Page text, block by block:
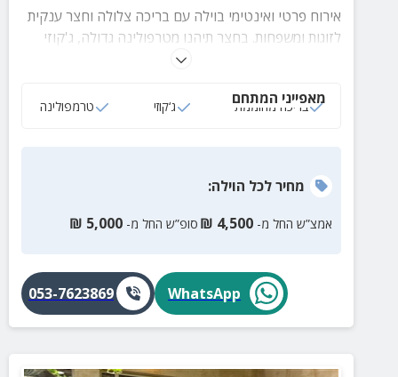
אירוח פרטי ואינטימי בוילה עם בריכה צלולה וחצר ענקית
לזוגות ומשפחות. בחצר תיהנו מטרפולינה גדולה, ג'קוזי
מפנק ופינות ישיבה ונדנדות. בפנים הוילה תיהנו ממטבח
מאפייני המתחם
בריכה מחוממת ג‘קוזי טרמפולינה
מחירלכל הוילה:
אמצ”ש החל מ- 4,500
₪ סופ”ש החל מ- 5,000
₪
WhatsApp
053-7623869